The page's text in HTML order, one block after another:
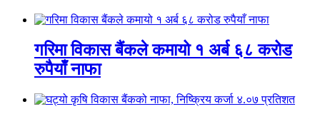
गरिमा विकास बैंकले कमायो १ अर्ब ६८ करोड
रुपैयाँ नाफा